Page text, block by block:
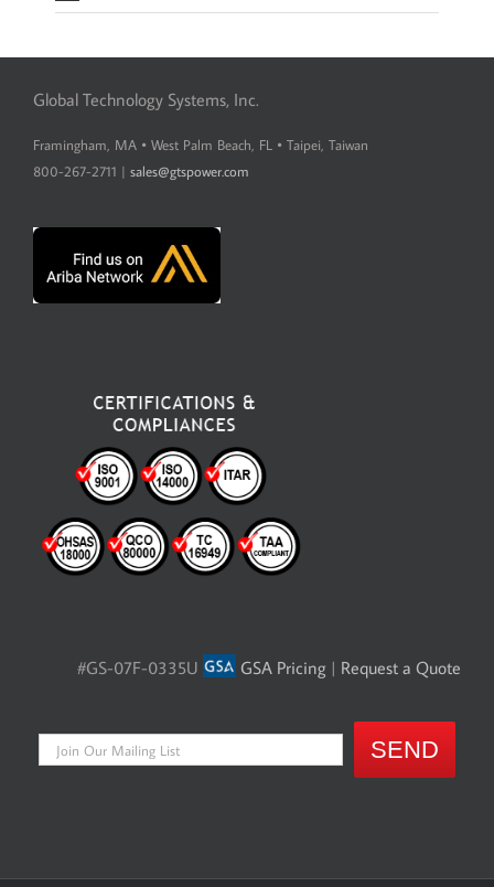
Global Technology Systems, Inc.
Framingham, MA • West Palm Beach, FL • Taipei, Taiwan
800-267-2711 | sales@gtspower.com
#GS-07F-0335U GSA Pricing | Request a Quote